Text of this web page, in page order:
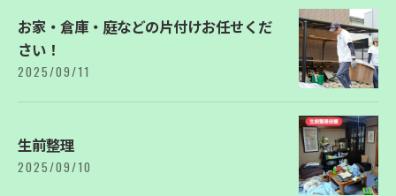
お家・倉庫・庭などの片付けお任せくだ
さい！
2025/09/11
生前整理
2025/09/10